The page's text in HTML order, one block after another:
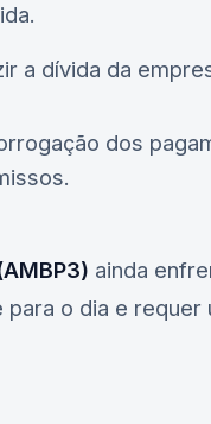
a dívida da
dos
ainda
o dia e requer